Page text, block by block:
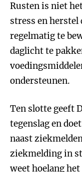
Rusten is niet
stress en herstel
regelmatig te
daglicht te
ondersteunen.
Ten slotte geeft
tegenslag en
naast
ziekmelding in
weet hoelang